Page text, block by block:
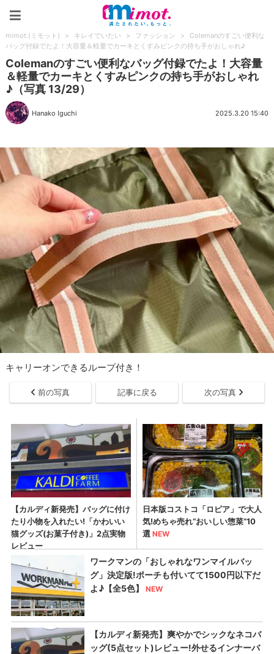
mimot.(ミモット) > キレイでいたい > ファッション >
Colemanのすごい便利な
バッグ付録でたよ！大容量＆軽量でカーキとくすみピンクの持ち手がおしゃれ♪
Colemanのすごい便利なバッグ付録でたよ！大容量
＆軽量でカーキとくすみピンクの持ち手がおしゃれ
♪（写真 13/29）
Hanako Iguchi 2025.3.20 15:40
キャリーオンできるループ付き！
前の写真 記事に戻る 次の写真